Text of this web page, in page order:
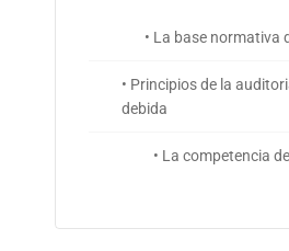
• La base normativa
• Principios de la
debida
• La competencia